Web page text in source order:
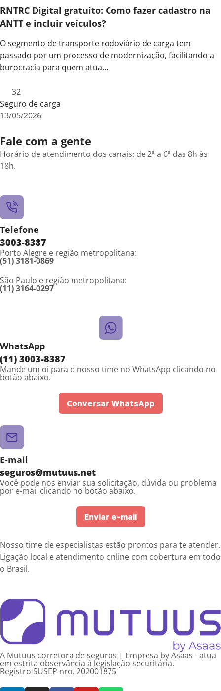
RNTRC Digital gratuito: Como fazer cadastro na
ANTT e incluir veículos?
O segmento de transporte rodoviário de carga tem
passado por um processo de modernização, facilitando a
burocracia para quem atua…
32
Seguro de carga
13/05/2026
Fale com a gente
Horário de atendimento dos canais: de 2ª a 6ª das 8h às
18h.
Telefone
3003-8387
Porto Alegre e região metropolitana:
(51) 3181-0869
São Paulo e região metropolitana:
(11) 3164-0297
WhatsApp
(11) 3003-8387
Mande um oi para o nosso time no WhatsApp clicando no
botão abaixo.
Conversar WhatsApp
E-mail
seguros@mutuus.net
Você pode nos enviar sua solicitação, dúvida ou problema
por e-mail clicando no botão abaixo.
Enviar e-mail
Nosso time de especialistas estão prontos para te atender.
Ligação local e atendimento online com cobertura em todo
o Brasil.
A Mutuus corretora de seguros | Empresa by Asaas - atua
em estrita observância à legislação securitária.
Registro SUSEP nro. 202001875